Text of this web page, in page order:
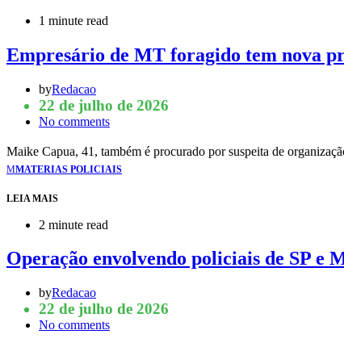
1 minute read
Empresário de MT foragido tem nova
byRedacao
22 de julho de 2026
No comments
Maike Capua, 41, também é procurado por suspeita de
MMATERIAS POLICIAIS
LEIA MAIS
2 minute read
Operação envolvendo policiais de SP e
byRedacao
22 de julho de 2026
No comments